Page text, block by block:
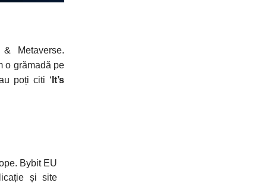
Metaverse.
o grămadă pe
poți citi ‘ It’s
Bybit EU
și site